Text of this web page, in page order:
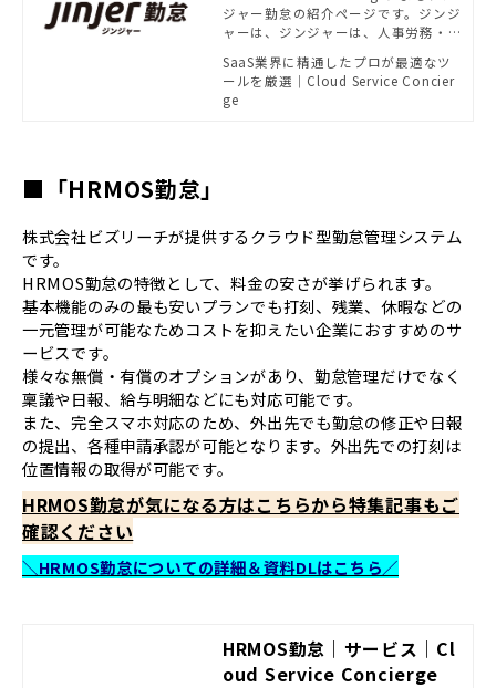
法務・経理ソリューション |
powered by Cloud Servic
e Concierge
ジャー勤怠の紹介ページです。ジンジ
ャーは、ジンジャーは、人事労務・
ー・経費精算など、バックオフィスに
関わる全てのデータを1つにまとめる
ことで、業務効率化を支援するクラ
SaaS業界に精通したプロが最適なツ
ールを厳選｜Cloud Service Concier
ge
■「HRMOS勤怠」
株式会社ビズリーチが提供するクラウド型勤怠管理システム
です。
HRMOS勤怠の特徴として、料金の安さが挙げられます。
基本機能のみの最も安いプランでも打刻、残業、休暇などの
一元管理が可能なためコストを抑えたい企業におすすめのサ
ービスです。
様々な無償・有償のオプションがあり、勤怠管理だけでなく
稟議や日報、給与明細などにも対応可能です。
また、完全スマホ対応のため、外出先でも勤怠の修正や日報
の提出、各種申請承認が可能となります。外出先での打刻は
位置情報の取得が可能です。
HRMOS勤怠が気になる方はこちらから特集記事もご
確認ください
＼HRMOS勤怠についての詳細＆資料DLはこちら／
HRMOS勤怠｜サービス｜Cl
oud Service Concierge